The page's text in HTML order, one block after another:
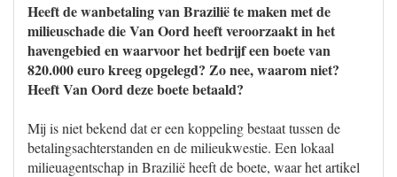
Heeft de wanbetaling van Brazilië te maken met de
milieuschade die Van Oord heeft veroorzaakt in het
havengebied en waarvoor het bedrijf een boete van
820.000 euro kreeg opgelegd? Zo nee, waarom niet?
Heeft Van Oord deze boete betaald?
Mij is niet bekend dat er een koppeling bestaat tussen de
betalingsachterstanden en de milieukwestie. Een lokaal
milieuagentschap in Brazilië heeft de boete, waar het artikel